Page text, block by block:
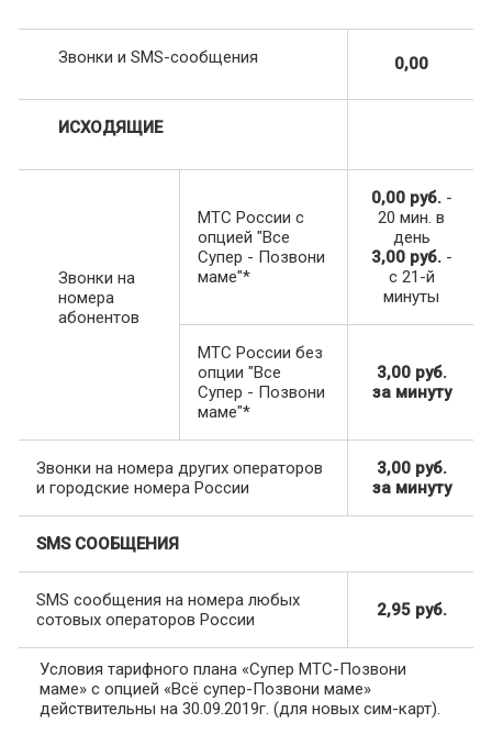
Звонки и SMS-сообщения 0,00
ИСХОДЯЩИЕ
Звонки на
номера
абонентов
МТС России с
опцией "Все
Супер - Позвони
маме"*
0,00 руб.-
20 мин. в
день
3,00 руб.-
с 21-й
минуты
МТС России без
опции "Все
Супер - Позвони
маме"*
3,00 руб.
за минуту
Звонки на номера других операторов
и городские номера России
3,00 руб.
за минуту
SMS СООБЩЕНИЯ
SMS сообщения на номера любых
сотовых операторов России
2,95 руб.
Условия тарифного плана «Супер МТС-Позвони
маме» с опцией «Всё супер-Позвони маме»
действительны на 30.09.2019г. (для новых сим-карт).